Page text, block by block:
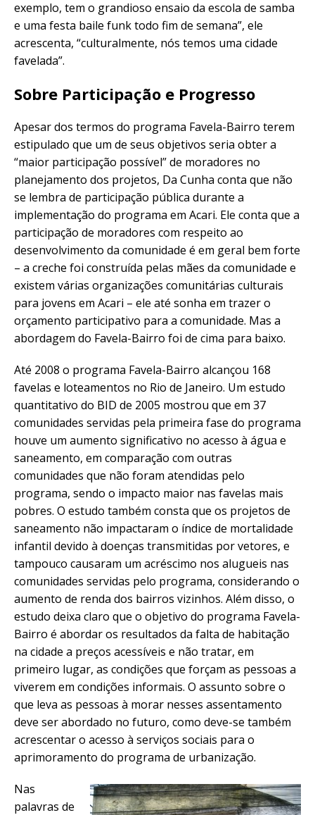
exemplo, tem o grandioso ensaio da escola de samba
e uma festa baile funk todo fim de semana”, ele
acrescenta, “culturalmente, nós temos uma cidade
favelada”.
Sobre Participação e Progresso
Apesar dos termos do programa Favela-Bairro terem
estipulado que um de seus objetivos seria obter a
“maior participação possível” de moradores no
planejamento dos projetos, Da Cunha conta que não
se lembra de participação pública durante a
implementação do programa em Acari. Ele conta que a
participação de moradores com respeito ao
desenvolvimento da comunidade é em geral bem forte
– a creche foi construída pelas mães da comunidade e
existem várias organizações comunitárias culturais
para jovens em Acari – ele até sonha em trazer o
orçamento participativo para a comunidade. Mas a
abordagem do Favela-Bairro foi de cima para baixo.
Até 2008 o programa Favela-Bairro alcançou 168
favelas e loteamentos no Rio de Janeiro. Um estudo
quantitativo do BID de 2005 mostrou que em 37
comunidades servidas pela primeira fase do programa
houve um aumento significativo no acesso à água e
saneamento, em comparação com outras
comunidades que não foram atendidas pelo
programa, sendo o impacto maior nas favelas mais
pobres. O estudo também consta que os projetos de
saneamento não impactaram o índice de mortalidade
infantil devido à doenças transmitidas por vetores, e
tampouco causaram um acréscimo nos alugueis nas
comunidades servidas pelo programa, considerando o
aumento de renda dos bairros vizinhos. Além disso, o
estudo deixa claro que o objetivo do programa Favela-
Bairro é abordar os resultados da falta de habitação
na cidade a preços acessíveis e não tratar, em
primeiro lugar, as condições que forçam as pessoas a
viverem em condições informais. O assunto sobre o
que leva as pessoas à morar nesses assentamento
deve ser abordado no futuro, como deve-se também
acrescentar o acesso à serviços sociais para o
aprimoramento do programa de urbanização.
Nas
palavras de